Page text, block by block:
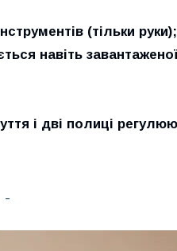
(тільки руки);
навіть
і дві полиці